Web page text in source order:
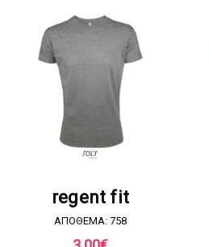
regent fit
ΑΠΟΘΕΜΑ: 758